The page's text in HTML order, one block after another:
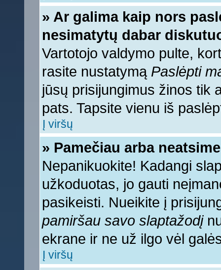
» Ar galima kaip nors
nesimatytų dabar
Vartotojo valdymo pulte,
rasite nustatymą Paslėpti
jūsų prisijungimus žinos tik
pats. Tapsite vienu iš
Į viršų
» Pamečiau arba
Nepanikuokite! Kadangi
užkoduotas, jo gauti
pasikeisti. Nueikite į
pamiršau savo slaptažodį
ekrane ir ne už ilgo vėl
Į viršų